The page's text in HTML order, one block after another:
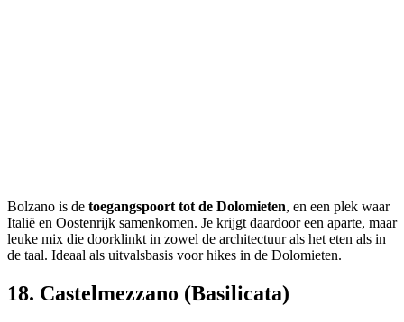
Bolzano is de toegangspoort tot de Dolomieten, en een plek waar
Italië en Oostenrijk samenkomen. Je krijgt daardoor een aparte, maar
leuke mix die doorklinkt in zowel de architectuur als het eten als in
de taal. Ideaal als uitvalsbasis voor hikes in de Dolomieten.
18. Castelmezzano (Basilicata)